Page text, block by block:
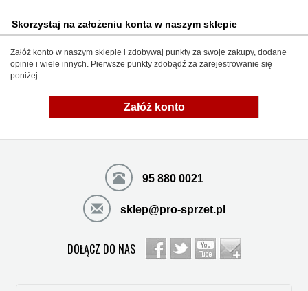
Skorzystaj na założeniu konta w naszym sklepie
Załóż konto w naszym sklepie i zdobywaj punkty za swoje zakupy, dodane
opinie i wiele innych. Pierwsze punkty zdobądź za zarejestrowanie się
poniżej:
Załóż konto
95 880 0021
sklep@pro-sprzet.pl
DOŁĄCZ DO NAS